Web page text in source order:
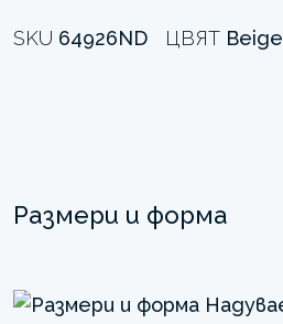
SKU 64926ND ЦВЯТ Beige
Размери и форма